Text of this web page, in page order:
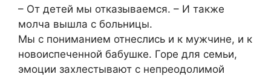
– От детей мы отказываемся. – И также
молча вышла с больницы.
Мы с пониманием отнеслись и к мужчине, и к
новоиспеченной бабушке. Горе для семьи,
эмоции захлестывают с непреодолимой